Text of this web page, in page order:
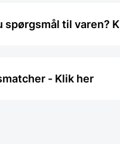
spørgsmål til varen?
- Klik her